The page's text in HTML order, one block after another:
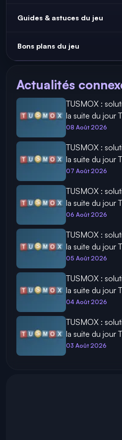
Guides & astuces du jeu
Bons plans du jeu
Actualités
TUSMOX :
la suite du jour
08 Août 2026
TUSMOX :
la suite du jour
07 Août 2026
TUSMOX :
la suite du jour
06 Août 2026
TUSMOX :
la suite du jour
05 Août 2026
TUSMOX :
la suite du jour
04 Août 2026
TUSMOX :
la suite du jour
03 Août 2026